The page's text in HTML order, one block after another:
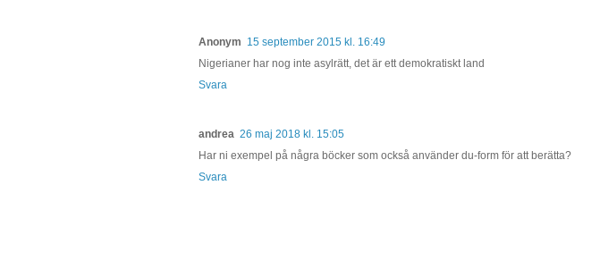
Anonym 15 september 2015 kl. 16:49
Nigerianer har nog inte asylrätt, det är ett demokratiskt land
Svara
andrea 26 maj 2018 kl. 15:05
Har ni exempel på några böcker som också använder du-form för att berätta?
Svara